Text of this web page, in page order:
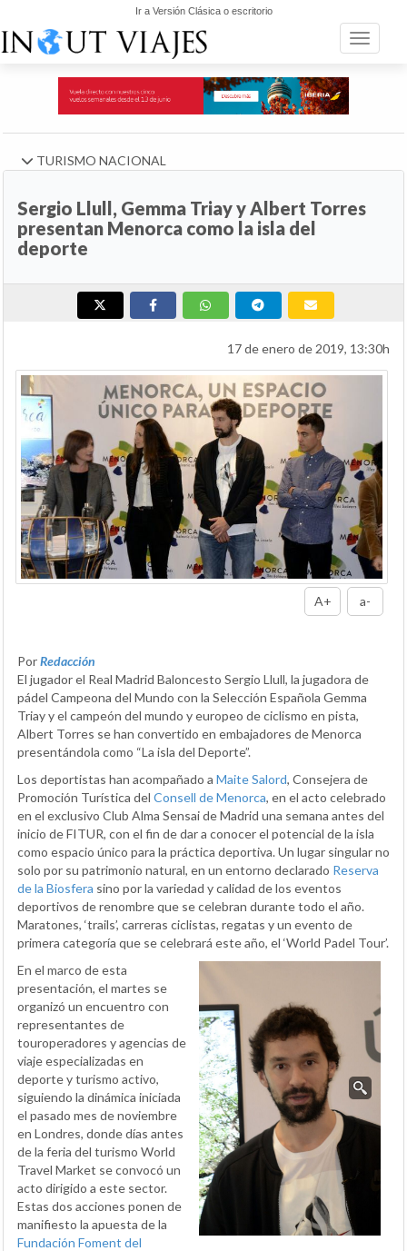
Ir a Versión Clásica o escritorio
Toggle
TURISMO NACIONAL
Sergio Llull, Gemma Triay y Albert Torres
presentan Menorca como la isla del
deporte
17 de enero de 2019, 13:30h
A+ a-
PorRedacción
El jugador el Real Madrid Baloncesto Sergio Llull, la jugadora de
pádel Campeona del Mundo con la Selección Española Gemma
Triay y el campeón del mundo y europeo de ciclismo en pista,
Albert Torres se han convertido en embajadores de Menorca
presentándola como “La isla del Deporte”.
Los deportistas han acompañado a Maite Salord, Consejera de
Promoción Turística del Consell de Menorca, en el acto celebrado
en el exclusivo Club Alma Sensai de Madrid una semana antes del
inicio de FITUR, con el fin de dar a conocer el potencial de la isla
como espacio único para la práctica deportiva. Un lugar singular no
solo por su patrimonio natural, en un entorno declarado Reserva
de la Biosfera sino por la variedad y calidad de los eventos
deportivos de renombre que se celebran durante todo el año.
Maratones, ‘trails’, carreras ciclistas, regatas y un evento de
primera categoría que se celebrará este año, el ‘World Padel Tour’.
En el marco de esta
presentación, el martes se
organizó un encuentro con
representantes de
touroperadores y agencias de
viaje especializadas en
deporte y turismo activo,
siguiendo la dinámica iniciada
el pasado mes de noviembre
en Londres, donde días antes
de la feria del turismo World
Travel Market se convocó un
acto dirigido a este sector.
Estas dos acciones ponen de
manifiesto la apuesta de la
Fundación Foment del